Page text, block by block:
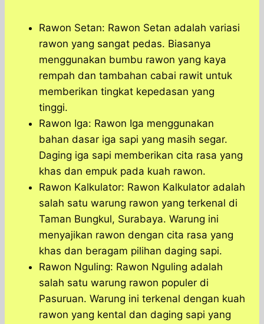
Rawon Setan: Rawon Setan adalah variasi
rawon yang sangat pedas. Biasanya
menggunakan bumbu rawon yang kaya
rempah dan tambahan cabai rawit untuk
memberikan tingkat kepedasan yang
tinggi.
Rawon Iga: Rawon Iga menggunakan
bahan dasar iga sapi yang masih segar.
Daging iga sapi memberikan cita rasa yang
khas dan empuk pada kuah rawon.
Rawon Kalkulator: Rawon Kalkulator adalah
salah satu warung rawon yang terkenal di
Taman Bungkul, Surabaya. Warung ini
menyajikan rawon dengan cita rasa yang
khas dan beragam pilihan daging sapi.
Rawon Nguling: Rawon Nguling adalah
salah satu warung rawon populer di
Pasuruan. Warung ini terkenal dengan kuah
rawon yang kental dan daging sapi yang